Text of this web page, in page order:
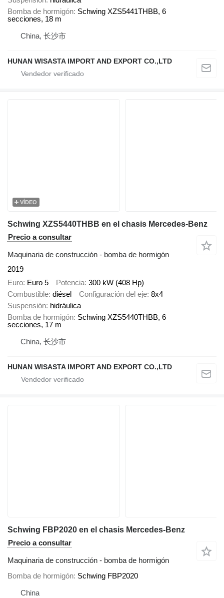
Bomba de hormigón Schwing XZS5441THBB, 6
secciones, 18 m
China, 长沙市
HUNAN WISASTA IMPORT AND EXPORT CO.,LTD
VÍDEO
Schwing XZS5440THBB en el chasis Mercedes-Benz
Precio a consultar
Maquinaria de construcción - bomba de hormigón
2019
Euro Euro 5 Potencia 300 kW (408 Hp)
Combustible diésel Configuración del eje 8x4
Suspensión hidráulica
Bomba de hormigón Schwing XZS5440THBB, 6
secciones, 17 m
China, 长沙市
HUNAN WISASTA IMPORT AND EXPORT CO.,LTD
Schwing FBP2020 en el chasis Mercedes-Benz
Precio a consultar
Maquinaria de construcción - bomba de hormigón
Bomba de hormigón Schwing FBP2020
China